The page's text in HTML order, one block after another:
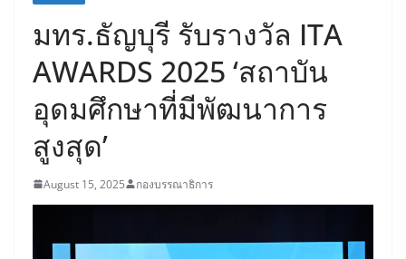
มทร.ธัญบุรี รับรางวัล ITA
AWARDS 2025 ‘สถาบัน
อุดมศึกษาที่มีพัฒนาการ
สูงสุด’
August 15, 2025 กองบรรณาธิการ